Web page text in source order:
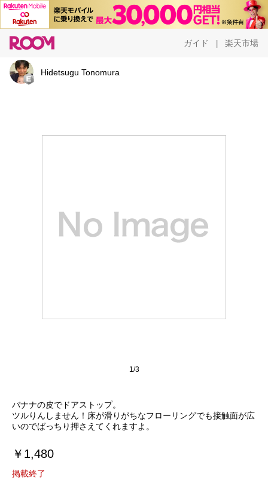
ガイド 楽天市場
Hidetsugu Tonomura
1/3
バナナの皮でドアストップ。
ツルりんしません！床が滑りがちなフローリングでも接触面が広
いのでばっちり押さえてくれますよ。
￥1,480
掲載終了